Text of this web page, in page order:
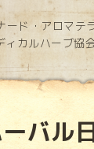
ード・アロマテ
ィカルハーブ協
バル